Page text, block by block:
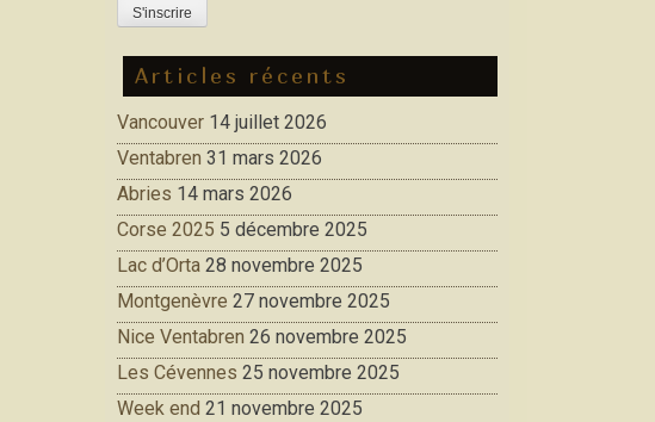
Articles récents
Vancouver 14 juillet 2026
Ventabren 31 mars 2026
Abries 14 mars 2026
Corse 2025 5 décembre 2025
Lac d’Orta 28 novembre 2025
Montgenèvre 27 novembre 2025
Nice Ventabren 26 novembre 2025
Les Cévennes 25 novembre 2025
Week end 21 novembre 2025